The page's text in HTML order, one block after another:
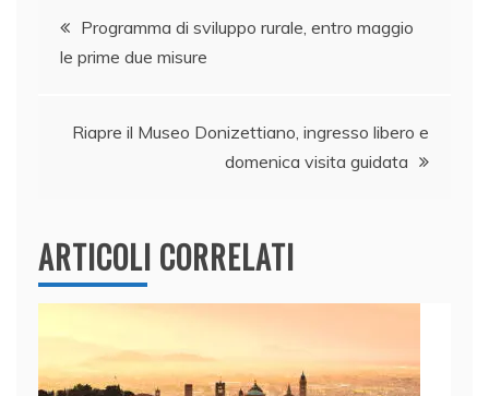
b
o
k
dI
n
A
vi
Navigazione
articoli
Programma di sviluppo rurale, entro maggio
le prime due misure
Riapre il Museo Donizettiano, ingresso libero e
domenica visita guidata
ARTICOLI CORRELATI